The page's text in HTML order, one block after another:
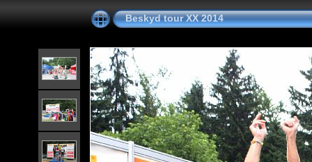
Beskyd tour XX 2014